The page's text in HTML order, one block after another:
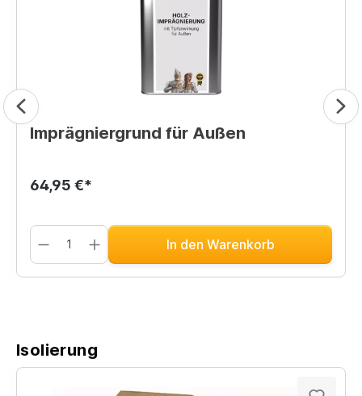
Imprägniergrund für Außen
64,95 €*
In den Warenkorb
Isolierung